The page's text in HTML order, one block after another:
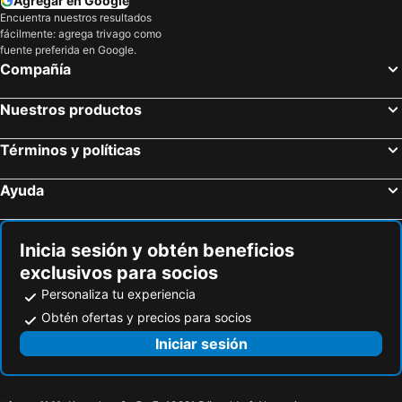
Puntarenas, Puntarenas Hoteles
Playa Hermosa, Guanacaste Hoteles
Encuentra nuestros resultados
fácilmente: agrega trivago como
fuente preferida en Google.
Compañía
Nuestros productos
Términos y políticas
Ayuda
Inicia sesión y obtén beneficios
exclusivos para socios
Personaliza tu experiencia
Obtén ofertas y precios para socios
Iniciar sesión